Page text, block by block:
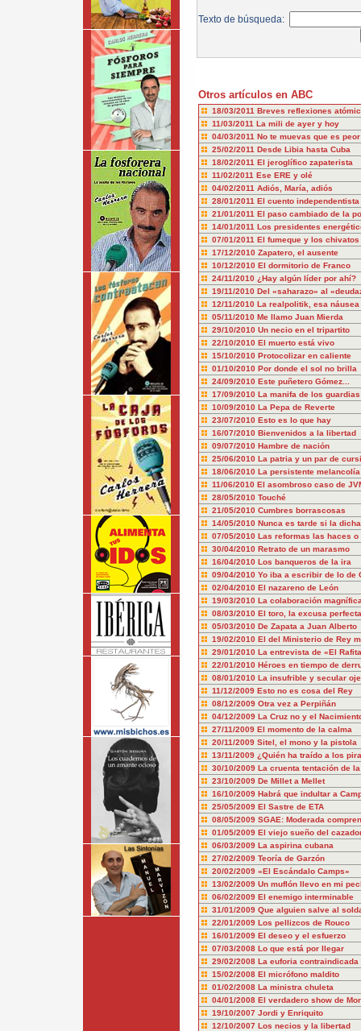
Texto de búsqueda:
Otros artículos en ABC
18/03/2011 Breves reflexiones
11/03/2011 La mili de ayer y hoy
04/03/2011 No te muevas que es peor
25/02/2011 Desde Libia hasta Cuba
18/02/2011 El jeroglífico zapaterista
11/02/2011 Ese ERE y olé
04/02/2011 Adiós, María, adiós
28/01/2011 El cuento independentista
21/01/2011 El paso cambiado de la
14/01/2011 Los presidentes
07/01/2011 El fumeque y los chivatos
17/12/2010 Zapatero, el ausente
10/12/2010 El dormitorio de Franco
24/11/2010 ¿Hay algún líder por ahí?
19/11/2010 Del «saharazo» al
12/11/2010 La realpolitik, esa náusea
05/11/2010 Me llamo Juan Mierda
29/10/2010 Un necio en el tripartito
22/10/2010 El muerto está vivo
15/10/2010 Protocolizar en caliente
01/10/2010 Por donde el sol no brilla
24/09/2010 Este puñetero Gómez...
17/09/2010 La manifa de los
10/09/2010 La Pepa de Reverte
23/07/2010 Esto es lo que hay
16/07/2010 Bienvenidos a la libertad
09/07/2010 Hambre de nación
25/06/2010 La patria y un par de
18/06/2010 La persistente melancolía
11/06/2010 El asombroso caso de
28/05/2010 Touché
21/05/2010 Cumbres borrascosas
14/05/2010 Nunca es tarde si la
07/05/2010 Las reformas las haces o
30/04/2010 Retrato de un marasmo
16/04/2010 Los banqueros de la ira
09/04/2010 Yo iba a escribir de lo de
02/04/2010 El nazareno de León
19/03/2010 La colaboración
08/03/2010 El toro, la excusa perfecta
05/03/2010 De Zapata a Juan Alberto
19/02/2010 El del Ministerio de Rey
29/01/2010 La entrevista de «El
22/01/2010 Héroes en tiempo de
08/01/2010 La insufrible y secular
11/12/2009 Esto no es cosa del Rey
08/12/2009 Otra vez a Perpiñán
04/12/2009 La Cruz no y el
27/11/2009 El momento de la calma
20/11/2009 Sitel, el mono y la pistola
13/11/2009 ¿Quién ha traído a los
30/10/2009 La cruenta tentación de
23/10/2009 De Millet a Mellet
16/10/2009 Habrá que indultar a
25/05/2009 El Sastre de ETA
08/05/2009 SGAE: Moderada
01/05/2009 El viejo sueño del
06/03/2009 La aspirina cubana
27/02/2009 Teoría de Garzón
20/02/2009 «El Escándalo Camps»
13/02/2009 Un muflón llevo en mi
06/02/2009 El enemigo interminable
31/01/2009 Que alguien salve al
22/01/2009 Los pellizcos de Rouco
16/01/2009 El deseo y el esfuerzo
07/03/2008 Lo que está por llegar
29/02/2008 La euforia contraindicada
15/02/2008 El micrófono maldito
01/02/2008 La ministra chuleta
04/01/2008 El verdadero show de
19/10/2007 Jordi y Enriquito
12/10/2007 Los necios y la libertad